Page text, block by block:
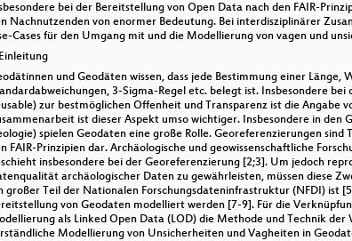
bei der Bereitstellung von Open Data nach den FAIR-
Nachnutzenden von enormer Bedeutung. Bei interdisziplinärer
Cases für den Umgang mit und die Modellierung von vagen und
und Geodäten wissen, dass jede Bestimmung einer
3-Sigma-Regel etc. belegt ist. Insbesondere
zur bestmöglichen Offenheit und Transparenz ist die
ist dieser Aspekt umso wichtiger. Insbesondere in den
spielen Geodaten eine große Rolle. Georeferenzierungen
FAIR-Prinzipien dar. Archäologische und geowissenschaftliche
insbesondere bei der Georeferenzierung [2;3]. Um jedoch
archäologischer Daten zu gewährleisten, müssen diese
großer Teil der Nationalen Forschungsdateninfrastruktur (NFDI) ist
von Geodaten modelliert werden [7-9]. Für die
als Linked Open Data (LOD) die Methode und Technik
Modellierung von Unsicherheiten und Vagheiten in